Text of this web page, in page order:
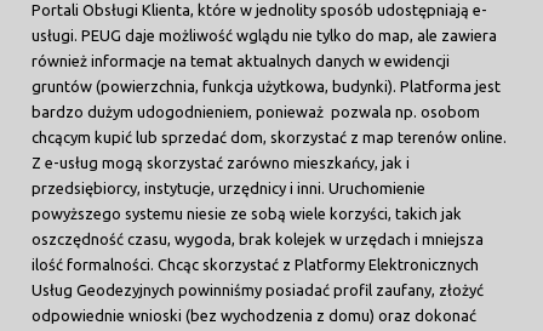
Portali Obsługi Klienta, które w jednolity sposób udostępniają e-
usługi. PEUG daje możliwość wglądu nie tylko do map, ale zawiera
również informacje na temat aktualnych danych w ewidencji
gruntów (powierzchnia, funkcja użytkowa, budynki). Platforma jest
bardzo dużym udogodnieniem, ponieważ pozwala np. osobom
chcącym kupić lub sprzedać dom, skorzystać z map terenów online.
Z e-usług mogą skorzystać zarówno mieszkańcy, jak i
przedsiębiorcy, instytucje, urzędnicy i inni. Uruchomienie
powyższego systemu niesie ze sobą wiele korzyści, takich jak
oszczędność czasu, wygoda, brak kolejek w urzędach i mniejsza
ilość formalności. Chcąc skorzystać z Platformy Elektronicznych
Usług Geodezyjnych powinniśmy posiadać profil zaufany, złożyć
odpowiednie wnioski (bez wychodzenia z domu) oraz dokonać